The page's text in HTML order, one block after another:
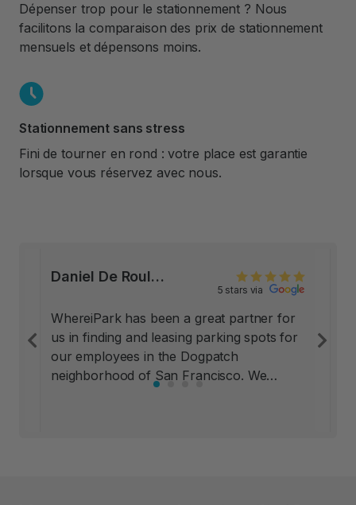
Dépenser trop pour le stationnement ? Nous
facilitons la comparaison des prix de stationnement
mensuels et dépensons moins.
Stationnement sans stress
Fini de tourner en rond : votre place est garantie
lorsque vous réservez avec nous.
Daniel De Roulet, Co Founder at Mitokinin, San Francisco
5 stars via
WhereiPark has been a great partner for
us in finding and leasing parking spots for
our employees in the Dogpatch
neighborhood of San Francisco. We
Previous